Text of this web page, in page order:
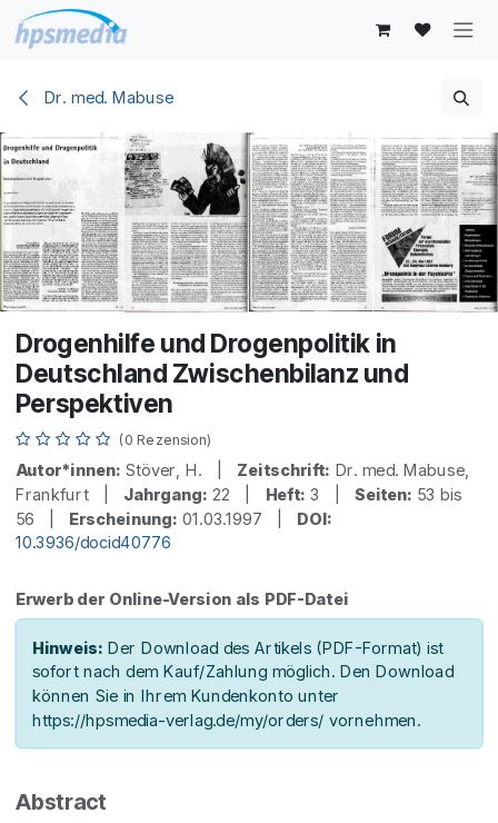
Zum Inhalt springen
Dr. med. Mabuse
Drogenhilfe und Drogenpolitik in
Deutschland Zwischenbilanz und
Perspektiven
(0 Rezension)
Autor*innen: Stöver, H. | Zeitschrift: Dr. med. Mabuse,
Frankfurt | Jahrgang: 22 | Heft: 3 | Seiten: 53 bis
56 | Erscheinung: 01.03.1997 | DOI:
10.3936/docid40776
Erwerb der Online-Version als PDF-Datei
Hinweis: Der Download des Artikels (PDF-Format) ist
sofort nach dem Kauf/Zahlung möglich. Den Download
können Sie in Ihrem Kundenkonto unter
https://hpsmedia-verlag.de/my/orders/ vornehmen.
Abstract